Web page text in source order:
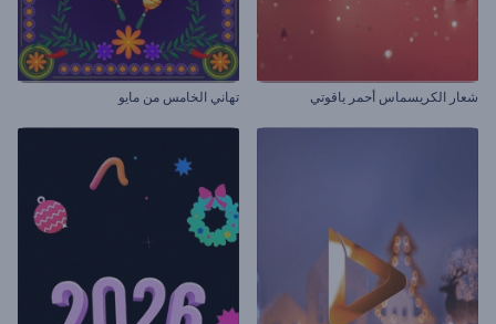
شعار الكريسماس أحمر ياقوتي تهاني الخامس من مايو